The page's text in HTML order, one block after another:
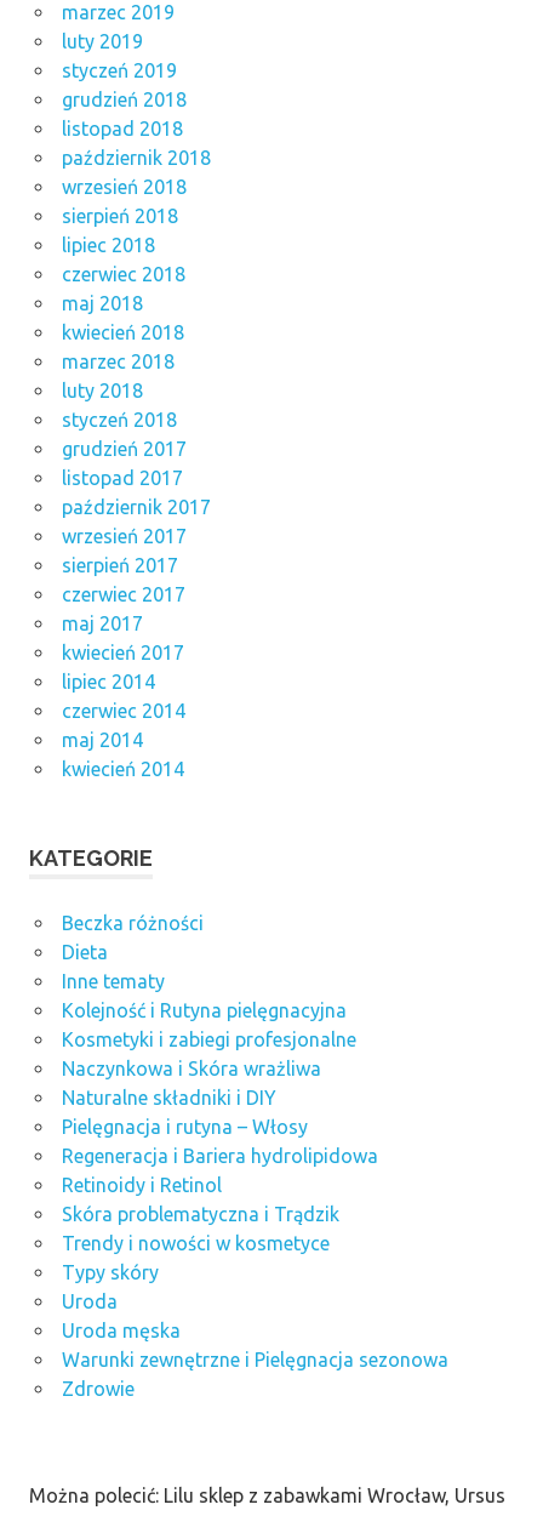
marzec 2019
luty 2019
styczeń 2019
grudzień 2018
listopad 2018
październik 2018
wrzesień 2018
sierpień 2018
lipiec 2018
czerwiec 2018
maj 2018
kwiecień 2018
marzec 2018
luty 2018
styczeń 2018
grudzień 2017
listopad 2017
październik 2017
wrzesień 2017
sierpień 2017
czerwiec 2017
maj 2017
kwiecień 2017
lipiec 2014
czerwiec 2014
maj 2014
kwiecień 2014
KATEGORIE
Beczka różności
Dieta
Inne tematy
Kolejność i Rutyna pielęgnacyjna
Kosmetyki i zabiegi profesjonalne
Naczynkowa i Skóra wrażliwa
Naturalne składniki i DIY
Pielęgnacja i rutyna – Włosy
Regeneracja i Bariera hydrolipidowa
Retinoidy i Retinol
Skóra problematyczna i Trądzik
Trendy i nowości w kosmetyce
Typy skóry
Uroda
Uroda męska
Warunki zewnętrzne i Pielęgnacja sezonowa
Zdrowie
Można polecić: Lilu sklep z zabawkami Wrocław, Ursus